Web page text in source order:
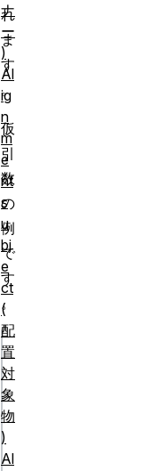
れ
ま
す
。
仮
引
数
の
例
で
す
。
function
ナ
ー
)
Al
ig
n
m
e
nt
s
u
bj
e
ct
(
配
置
対
象
物
)
Al